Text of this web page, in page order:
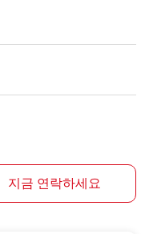
지금 연락하세요